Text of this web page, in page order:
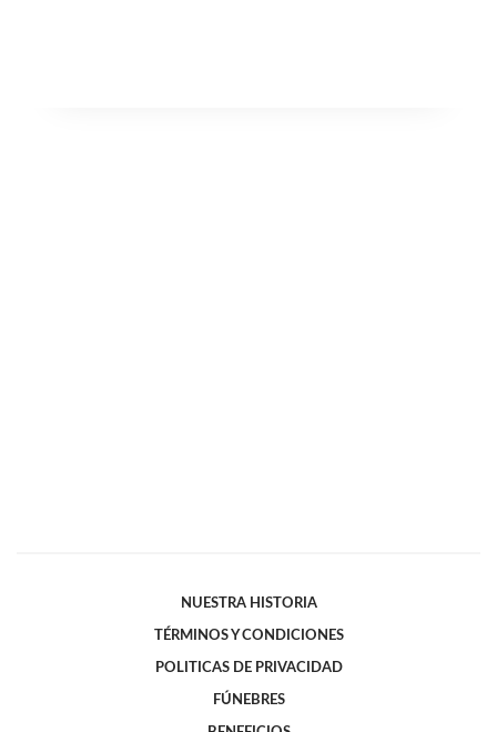
NUESTRA HISTORIA
TÉRMINOS Y CONDICIONES
POLITICAS DE PRIVACIDAD
FÚNEBRES